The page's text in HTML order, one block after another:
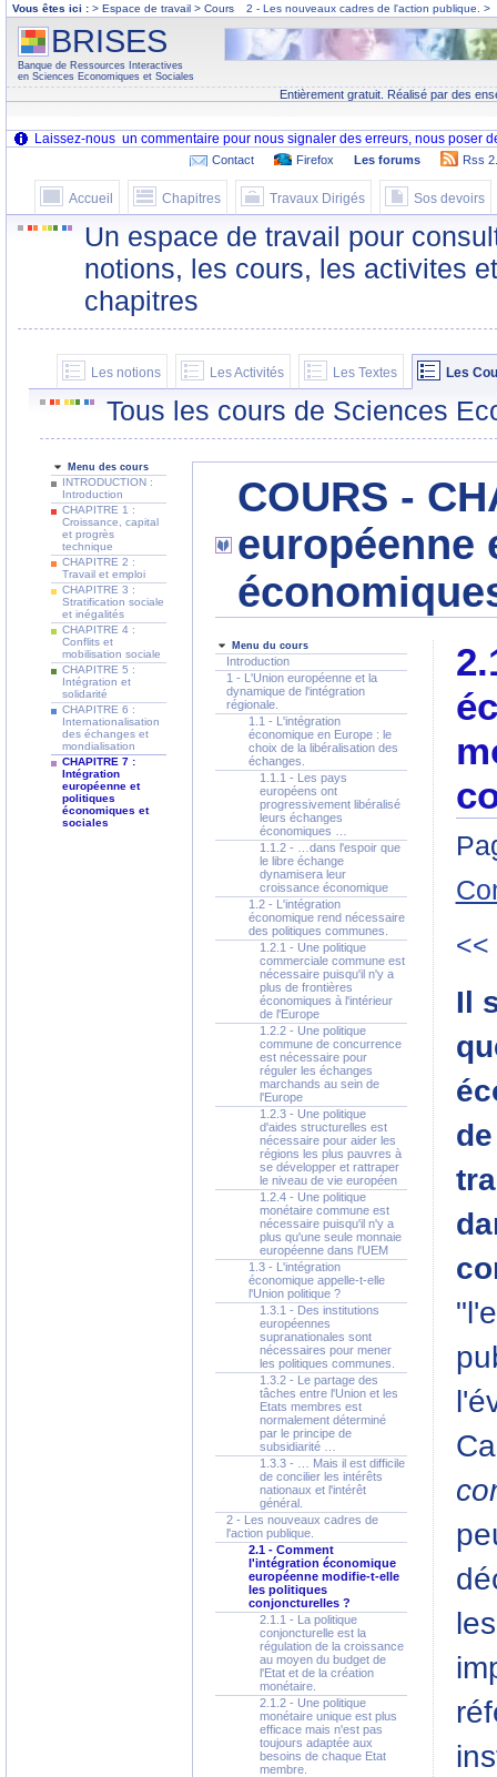
Vous êtes ici : > Espace de travail > Cours 2 - Les nouveaux cadres de l'action publique. >
BRISES
Banque de Ressources Interactives
en Sciences Economiques et Sociales
Entièrement gratuit. Réalisé par des
Contact Firefox Les forums Rss
Accueil Chapitres Travaux Dirigés Sos devoirs
Un espace de travail pour
notions, les cours, les activites
chapitres
Les notions Les Activités Les Textes Les
Tous les cours de Sciences
Menu des cours
INTRODUCTION :
Introduction
CHAPITRE 1 :
Croissance, capital
et progrès
technique
CHAPITRE 2 :
Travail et emploi
CHAPITRE 3 :
Stratification sociale
et inégalités
CHAPITRE 4 :
Conflits et
mobilisation sociale
CHAPITRE 5 :
Intégration et
solidarité
CHAPITRE 6 :
Internationalisation
des échanges et
mondialisation
CHAPITRE 7 :
Intégration
européenne et
politiques
économiques et
sociales
COURS -
européenne
Menu du cours
Introduction
1 - L'Union européenne et la
dynamique de l'intégration
régionale.
1.1 - L'intégration
économique en Europe : le
choix de la libéralisation des
échanges.
1.1.1 - Les pays
européens ont
progressivement libéralisé
leurs échanges
économiques …
1.1.2 - …dans l'espoir que
le libre échange
dynamisera leur
croissance économique
1.2 - L'intégration
économique rend nécessaire
des politiques communes.
1.2.1 - Une politique
commerciale commune est
nécessaire puisqu'il n'y a
plus de frontières
économiques à l'intérieur
de l'Europe
1.2.2 - Une politique
commune de concurrence
est nécessaire pour
réguler les échanges
marchands au sein de
l'Europe
1.2.3 - Une politique
d'aides structurelles est
nécessaire pour aider les
régions les plus pauvres à
se développer et rattraper
le niveau de vie européen
1.2.4 - Une politique
monétaire commune est
nécessaire puisqu'il n'y a
plus qu'une seule monnaie
européenne dans l'UEM
1.3 - L'intégration
économique appelle-t-elle
l'Union politique ?
1.3.1 - Des institutions
européennes
supranationales sont
nécessaires pour mener
les politiques communes.
1.3.2 - Le partage des
tâches entre l'Union et les
Etats membres est
normalement déterminé
par le principe de
subsidiarité …
1.3.3 - … Mais il est difficile
de concilier les intérêts
nationaux et l'intérêt
général.
2 - Les nouveaux cadres de
l'action publique.
2.1 - Comment
l'intégration économique
européenne modifie-t-elle
les politiques
conjoncturelles ?
2.1.1 - La politique
conjoncturelle est la
régulation de la croissance
au moyen du budget de
l'Etat et de la création
monétaire.
2.1.2 - Une politique
monétaire unique est plus
efficace mais n'est pas
toujours adaptée aux
besoins de chaque Etat
membre.
<<
Il